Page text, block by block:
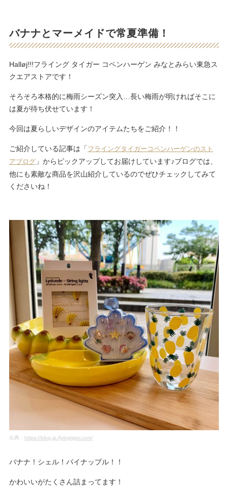
バナナとマーメイドで常夏準備！
Halløj!!!フライング タイガー コペンハーゲン みなとみらい東急ス
クエアストアです！
そろそろ本格的に梅雨シーズン突入…長い梅雨が明ければそこに
は夏が待ち伏せています！
今回は夏らしいデザインのアイテムたちをご紹介！！
ご紹介している記事は「 フライングタイガーコペンハーゲンのスト
アブログ」からピックアップしてお届けしています♪ブログでは、
他にも素敵な商品を沢山紹介しているのでぜひチェックしてみて
くださいね！
出典： https://blog.jp.flyingtiger.com/
バナナ！シェル！パイナップル！！
かわいいがたくさん詰まってます！